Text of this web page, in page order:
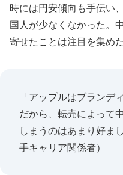
時には円安傾向も手伝い
国人が少なくなかった。
寄せたことは注目を集めた
「アップルはブランデ
だから、転売によって
しまうのはあまり好ま
手キャリア関係者）